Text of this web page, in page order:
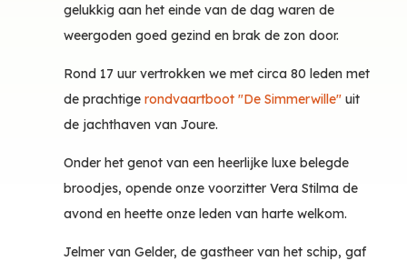
gelukkig aan het einde van de dag waren de
weergoden goed gezind en brak de zon door.
Rond 17 uur vertrokken we met circa 80 leden met
de prachtigerondvaartboot "De Simmerwille" uit
de jachthaven van Joure.
Onder het genot van een heerlijke luxe belegde
broodjes, opende onze voorzitter Vera Stilma de
avond en heette onze leden van harte welkom.
Jelmer van Gelder, de gastheer van het schip, gaf